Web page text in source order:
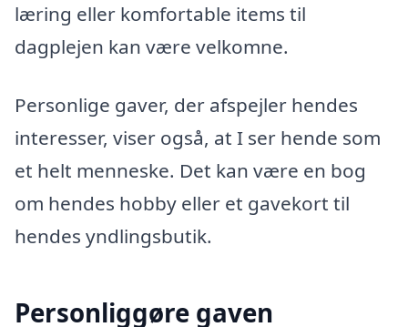
læring eller komfortable items til
dagplejen kan være velkomne.
Personlige gaver, der afspejler hendes
interesser, viser også, at I ser hende som
et helt menneske. Det kan være en bog
om hendes hobby eller et gavekort til
hendes yndlingsbutik.
Personliggøre gaven